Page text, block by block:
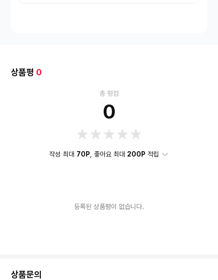
상품평 0
총 평점
0
작성 최대 70P , 좋아요 최대 200P 적립
등록된 상품평이 없습니다.
상품문의